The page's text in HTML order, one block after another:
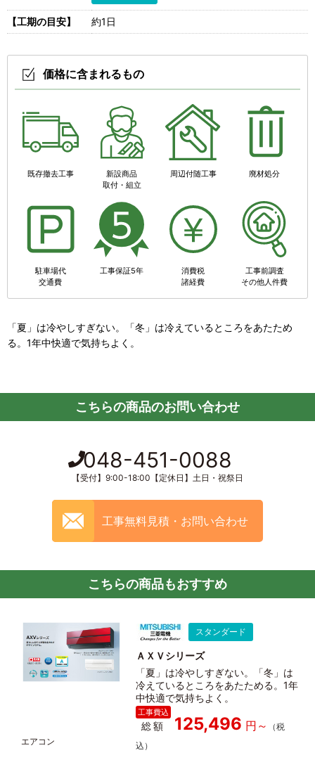
【工期の目安】 約1日
価格に含まれるもの
既存撤去工事
新設商品
取付・組立
周辺付随工事 廃材処分
駐車場代
交通費
工事保証5年
消費税
諸経費
工事前調査
その他人件費
「夏」は冷やしすぎない。「冬」は冷えているところをあたため
る。1年中快適で気持ちよく。
こちらの商品のお問い合わせ
048-451-0088
【受付】9:00-18:00【定休日】土日・祝祭日
工事無料見積・お問い合わせ
こちらの商品もおすすめ
スタンダード
ＡＸＶシリーズ
「夏」は冷やしすぎない。「冬」は
冷えているところをあたためる。1年
中快適で気持ちよく。
総額 125,496